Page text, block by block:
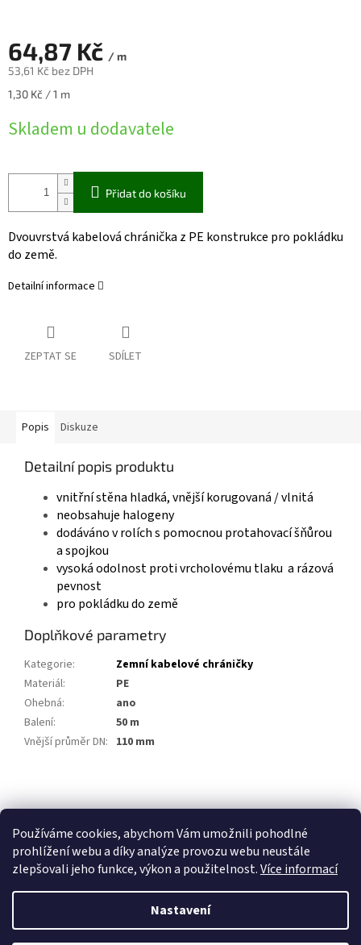
Používáme cookies, abychom Vám umožnili pohodlné
prohlížení webu a díky analýze provozu webu neustále
zlepšovali jeho funkce, výkon a použitelnost.Více informací
Nastavení
64,87 Kč / m
53,61 Kč bez DPH
Měrná
1,30 Kč / 1 m
Skladem u dodavatele
Přidat do košíku
Dvouvrstvá kabelová chránička z PE konstrukce pro pokládku
do země.
Detailní informace
ZEPTAT SE SDÍLET
Popis Diskuze
Detailní popis produktu
vnitřní stěna hladká, vnější korugovaná / vlnitá
neobsahuje halogeny
dodáváno v rolích s pomocnou protahovací šňůrou
a spojkou
vysoká odolnost proti vrcholovému tlaku a rázová
pevnost
pro pokládku do země
Doplňkové parametry
Kategorie:
Zemní kabelové chráničky
Materiál:
PE
Ohebná:
ano
Balení:
50 m
Vnější průměr DN: 110 mm
á
Vytvořil Shoptet